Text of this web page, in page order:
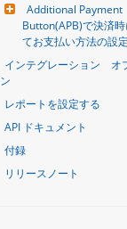
Additional Payment
Button(APB)で決済
てお支払い方法の設
インテグレーション　オ
ン
レポートを設定する
API ドキュメント
付録
リリースノート